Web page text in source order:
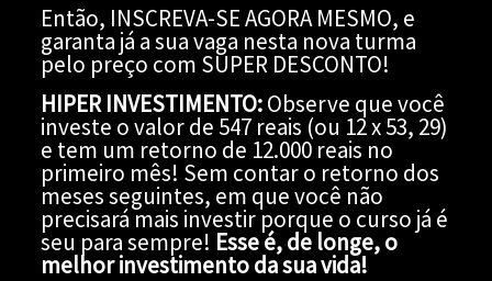
Então, INSCREVA-SE AGORA MESMO, e
garanta já a sua vaga nesta nova turma
pelo preço com SUPER DESCONTO!
HIPER INVESTIMENTO:Observe que você
investe o valor de 547 reais (ou 12 x 53, 29)
e tem um retorno de 12.000 reais no
primeiro mês! Sem contar o retorno dos
meses seguintes, em que você não
precisará mais investir porque o curso já é
seu para sempre! Esse é, de longe, o
melhor investimento da sua vida!